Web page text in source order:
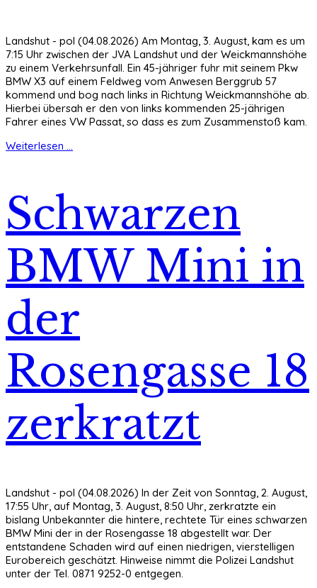
Landshut - pol (04.08.2026) Am Montag, 3. August, kam es um
7:15 Uhr zwischen der JVA Landshut und der Weickmannshöhe
zu einem Verkehrsunfall. Ein 45-jähriger fuhr mit seinem Pkw
BMW X3 auf einem Feldweg vom Anwesen Berggrub 57
kommend und bog nach links in Richtung Weickmannshöhe ab.
Hierbei übersah er den von links kommenden 25-jährigen
Fahrer eines VW Passat, so dass es zum Zusammenstoß kam.
Weiterlesen ...
Schwarzen
BMW Mini in
der
Rosengasse 18
zerkratzt
Landshut - pol (04.08.2026) In der Zeit von Sonntag, 2. August,
17:55 Uhr, auf Montag, 3. August, 8:50 Uhr, zerkratzte ein
bislang Unbekannter die hintere, rechtete Tür eines schwarzen
BMW Mini der in der Rosengasse 18 abgestellt war. Der
entstandene Schaden wird auf einen niedrigen, vierstelligen
Eurobereich geschätzt. Hinweise nimmt die Polizei Landshut
unter der Tel. 0871 9252-0 entgegen.